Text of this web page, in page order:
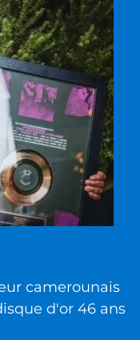
camerounais
d'or 46 ans